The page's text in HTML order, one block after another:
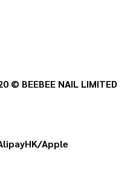
© BEEBEE NAIL LIMITED
Apple